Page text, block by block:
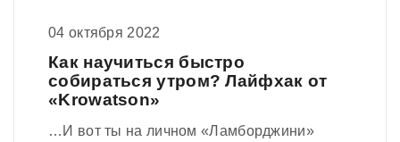
04 октября 2022
Как научиться быстро
собираться утром? Лайфхак от
«Krowatson»
…И вот ты на личном «Ламборджини»